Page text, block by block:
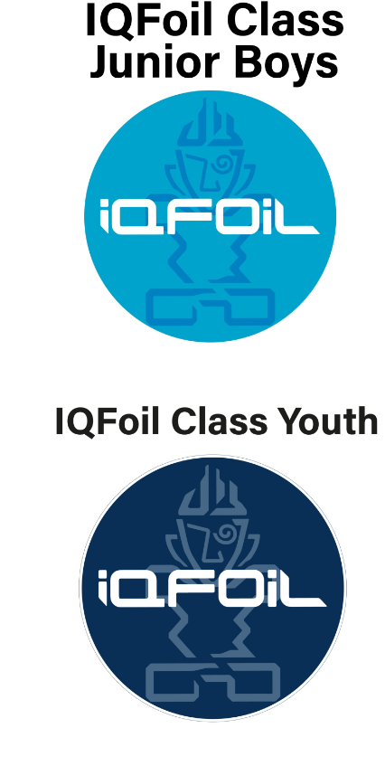
29.17€
29.17 €